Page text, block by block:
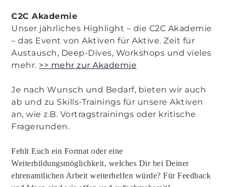
C2C Akademie
Unser jährliches Highlight – die C2C Akademie
– das Event von Aktiven für Aktive. Zeit für
Austausch, Deep-Dives, Workshops und vieles
mehr. >> mehr zur Akademie
Je nach Wunsch und Bedarf, bieten wir auch
ab und zu Skills-Trainings für unsere Aktiven
an, wie z.B. Vortragstrainings oder kritische
Fragerunden.
Fehlt Euch ein Format oder eine
Weiterbildungsmöglichkeit, welches Dir bei Deiner
ehrenamtlichen Arbeit weiterhelfen würde? Für Feedback